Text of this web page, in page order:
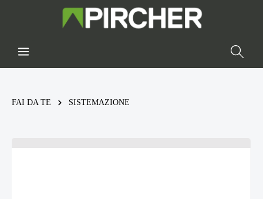
FAI DA TE SISTEMAZIONE